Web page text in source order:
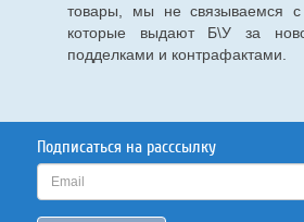
товары, мы не связываемся с
которые выдают Б\У за
подделками и контрафактами.
Подписаться на расссылку